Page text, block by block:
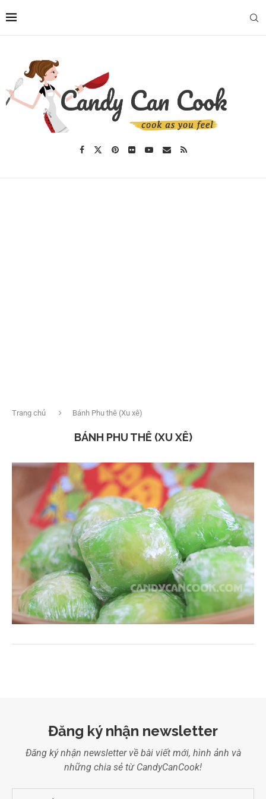
Trang chủ Bánh Phu thê (Xu xê)
BÁNH PHU THÊ (XU XÊ)
Đăng ký nhận newsletter
Đăng ký nhận newsletter về bài viết mới, hình ảnh và
những chia sẻ từ CandyCanCook!